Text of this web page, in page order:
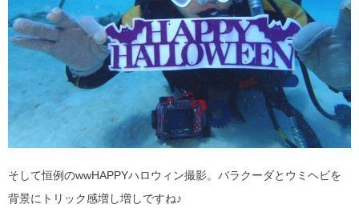
そして恒例のwwHAPPYハロウィン撮影。バラクーダとウミヘビを
背景にトリック感増し増しですね♪